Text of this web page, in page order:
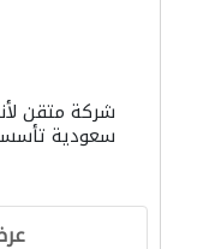
شركة متقن